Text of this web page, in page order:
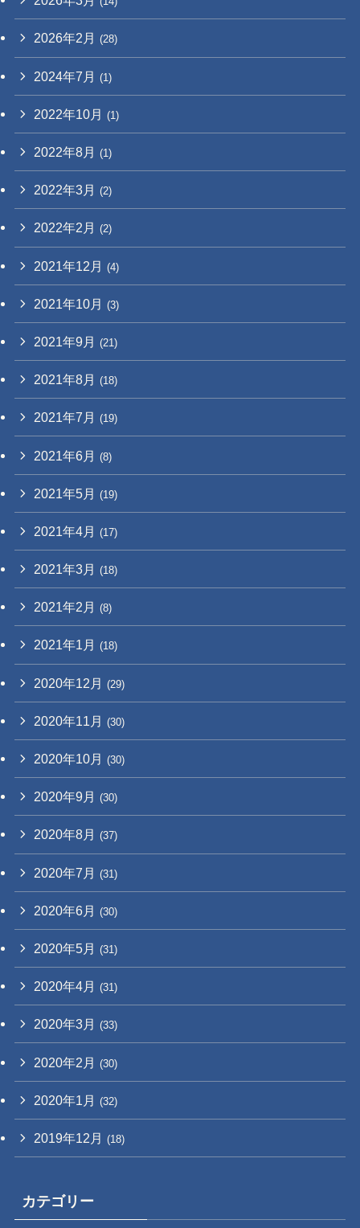
2026年2月 (28)
2024年7月 (1)
2022年10月 (1)
2022年8月 (1)
2022年3月 (2)
2022年2月 (2)
2021年12月 (4)
2021年10月 (3)
2021年9月 (21)
2021年8月 (18)
2021年7月 (19)
2021年6月 (8)
2021年5月 (19)
2021年4月 (17)
2021年3月 (18)
2021年2月 (8)
2021年1月 (18)
2020年12月 (29)
2020年11月 (30)
2020年10月 (30)
2020年9月 (30)
2020年8月 (37)
2020年7月 (31)
2020年6月 (30)
2020年5月 (31)
2020年4月 (31)
2020年3月 (33)
2020年2月 (30)
2020年1月 (32)
2019年12月 (18)
カテゴリー